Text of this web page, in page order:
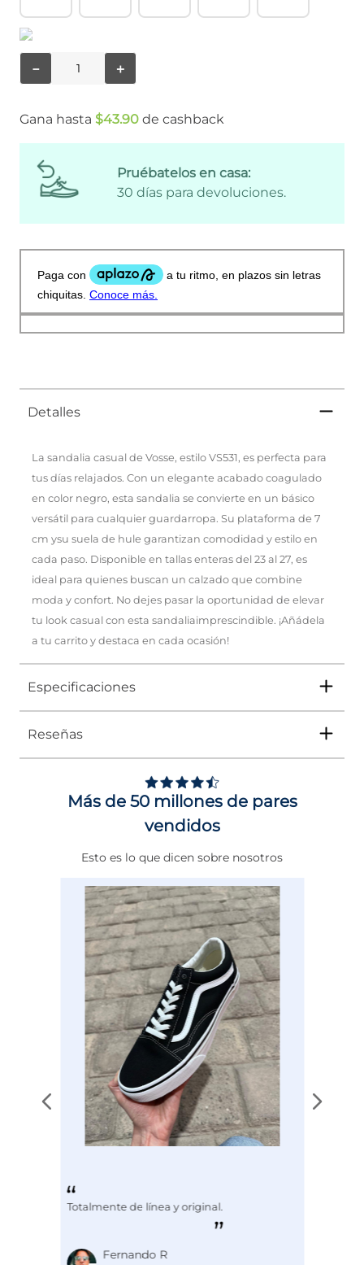
＋
－
Gana hasta $43.90 de cashback
Pruébatelos en casa:
30 días para devoluciones.
Detalles
La sandalia casual de Vosse, estilo VS531, es perfecta para
tus días relajados. Con un elegante acabado coagulado
en color negro, esta sandalia se convierte en un básico
versátil para cualquier guardarropa. Su plataforma de 7
cm ysu suela de hule garantizan comodidad y estilo en
cada paso. Disponible en tallas enteras del 23 al 27, es
ideal para quienes buscan un calzado que combine
moda y confort. No dejes pasar la oportunidad de elevar
tu look casual con esta sandaliaimprescindible. ¡Añádela
a tu carrito y destaca en cada ocasión!
Especificaciones
Tipo
Género Mujer
ENTRE 7 Y 8 CMS
NORMAL
NEGRO
Reseñas
Más de 50 millones de pares
vendidos
Esto es lo que dicen sobre nosotros
Totalmente de línea y original.
Fernando R